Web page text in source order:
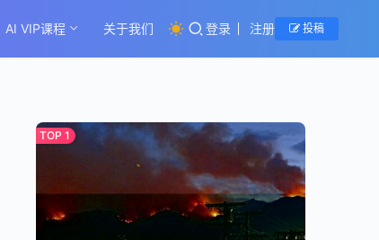
AI VIP课程 关于我们 登录 注册 投稿